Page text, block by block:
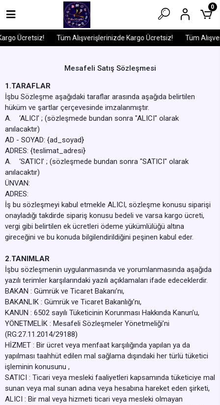
Ücretsiz! Tüm Alışverişlerinizde Kargo Ücretsiz! Tüm
0
Mesafeli Satış Sözleşmesi
1.TARAFLAR
İşbu Sözleşme aşağıdaki taraflar arasında aşağıda belirtilen
hüküm ve şartlar çerçevesinde imzalanmıştır.
A. ‘ALICI’ ; (sözleşmede bundan sonra "ALICI" olarak
anılacaktır)
AD - SOYAD: {ad_soyad}
ADRES: {teslimat_adresi}
A. ‘SATICI’ ; (sözleşmede bundan sonra "SATICI" olarak
anılacaktır)
ÜNVAN:
ADRES:
İş bu sözleşmeyi kabul etmekle ALICI, sözleşme konusu siparişi
onayladığı takdirde sipariş konusu bedeli ve varsa kargo ücreti,
vergi gibi belirtilen ek ücretleri ödeme yükümlülüğü altına
gireceğini ve bu konuda bilgilendirildiğini peşinen kabul eder.
2.TANIMLAR
İşbu sözleşmenin uygulanmasında ve yorumlanmasında aşağıda
yazılı terimler karşılarındaki yazılı açıklamaları ifade edeceklerdir.
BAKAN : Gümrük ve Ticaret Bakanı’nı,
BAKANLIK : Gümrük ve Ticaret Bakanlığı’nı,
KANUN : 6502 sayılı Tüketicinin Korunması Hakkında Kanun’u,
YÖNETMELİK : Mesafeli Sözleşmeler Yönetmeliği’ni
(RG:27.11.2014/29188)
HİZMET : Bir ücret veya menfaat karşılığında yapılan ya da
yapılması taahhüt edilen mal sağlama dışındaki her türlü tüketici
işleminin konusunu ,
SATICI : Ticari veya mesleki faaliyetleri kapsamında tüketiciye mal
sunan veya mal sunan adına veya hesabına hareket eden şirketi,
ALICI : Bir mal veya hizmeti ticari veya mesleki olmayan